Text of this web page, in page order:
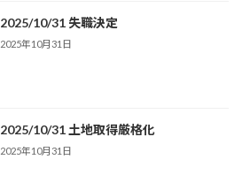
2025/10/31 失職決定
2025年10月31日
2025/10/31 土地取得厳格化
2025年10月31日